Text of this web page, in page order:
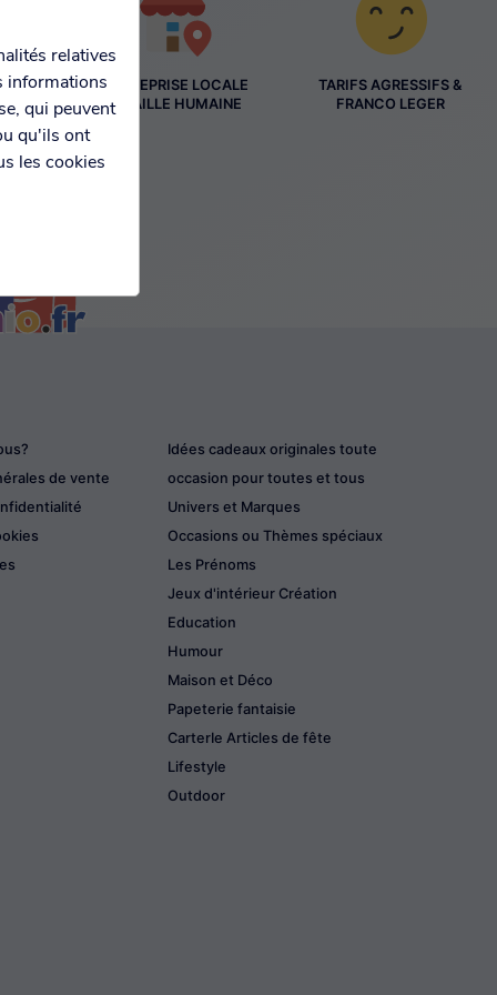
ENTREPRISE LOCALE
À TAILLE HUMAINE
TARIFS AGRESSIFS &
FRANCO LEGER
de vente
Idées cadeaux originales toute
occasion pour toutes et tous
Univers et Marques
Occasions ou Thèmes spéciaux
Les Prénoms
Jeux d'intérieur Création
Education
Humour
Maison et Déco
Papeterie fantaisie
CarterIe Articles de fête
Lifestyle
Outdoor
relatives
informations
qui peuvent
qu'ils ont
les cookies